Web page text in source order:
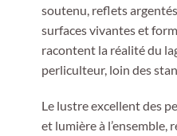
soutenu, reflets
surfaces vivantes et
racontent la réalité du
perliculteur, loin des
Le lustre excellent des
et lumière à l’ensemble,